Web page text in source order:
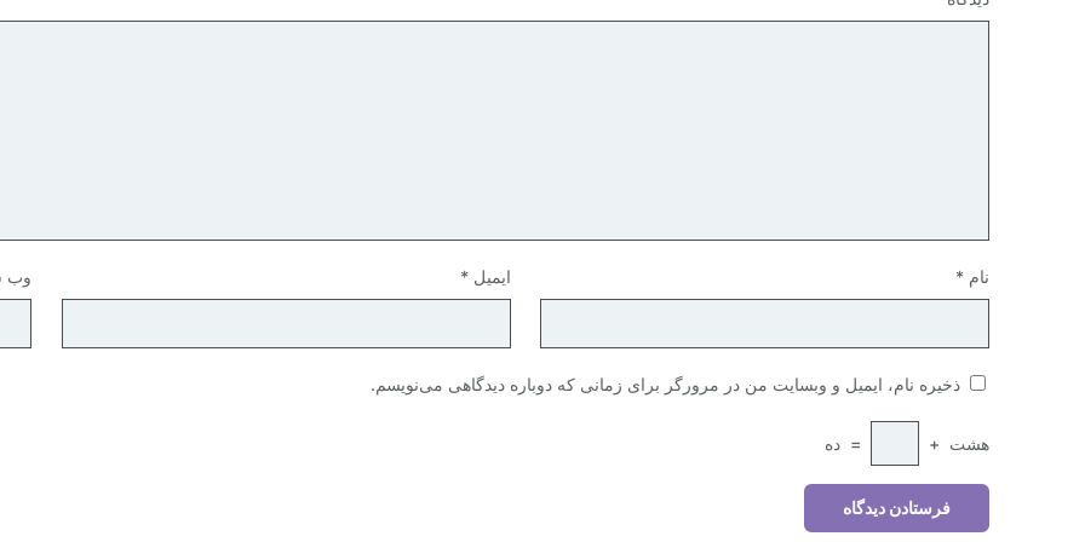
نام * ایمیل * وب‌
ذخیره نام، ایمیل و وبسایت من در مرورگر برای زمانی که دوباره دیدگاهی می‌نویسم.
هشت +
= ده